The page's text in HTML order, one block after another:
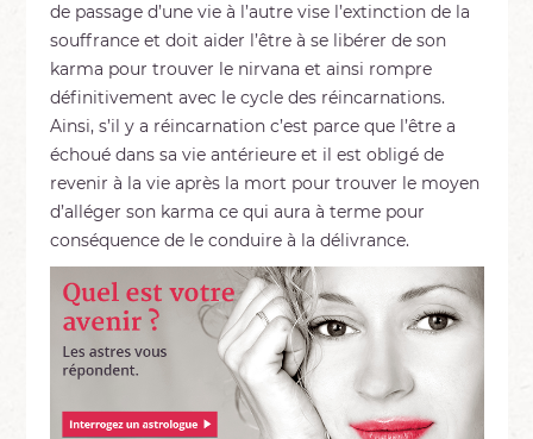
de passage d’une vie à l’autre vise l’extinction de la
souffrance et doit aider l’être à se libérer de son
karma pour trouver le nirvana et ainsi rompre
définitivement avec le cycle des réincarnations.
Ainsi, s’il y a réincarnation c’est parce que l’être a
échoué dans sa vie antérieure et il est obligé de
revenir à la vie après la mort pour trouver le moyen
d’alléger son karma ce qui aura à terme pour
conséquence de le conduire à la délivrance.